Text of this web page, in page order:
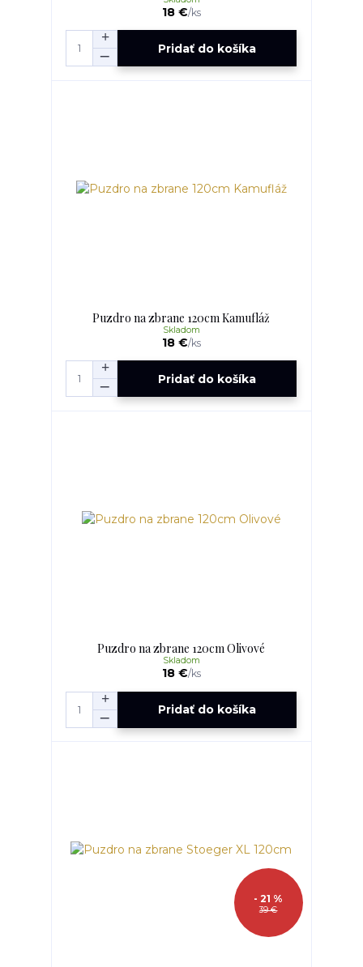
18 €/ks
Pridať do košíka
Puzdro na zbrane 120cm Kamufláž
18 €/ks
Skladom
Pridať do košíka
Puzdro na zbrane 120cm Olivové
18 €/ks
Skladom
Pridať do košíka
39 €
- 21 %